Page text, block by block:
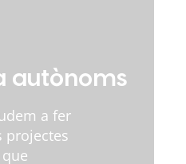
autònoms
a fer
projectes